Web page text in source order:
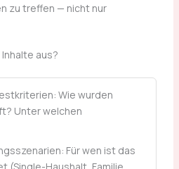
zu treffen — nicht nur
aus?
Wie wurden
Unter welchen
Für wen ist das